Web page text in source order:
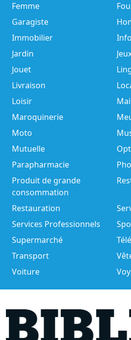
Femme
Garagiste
Immobilier
Jardin
Jouet
Livraison
Loisir
Maroquinerie
Moto
Mutuelle
Parapharmacie
Produit de grande
consommation
Restauration
Services Professionnels
Supermarché
Transport
Voiture